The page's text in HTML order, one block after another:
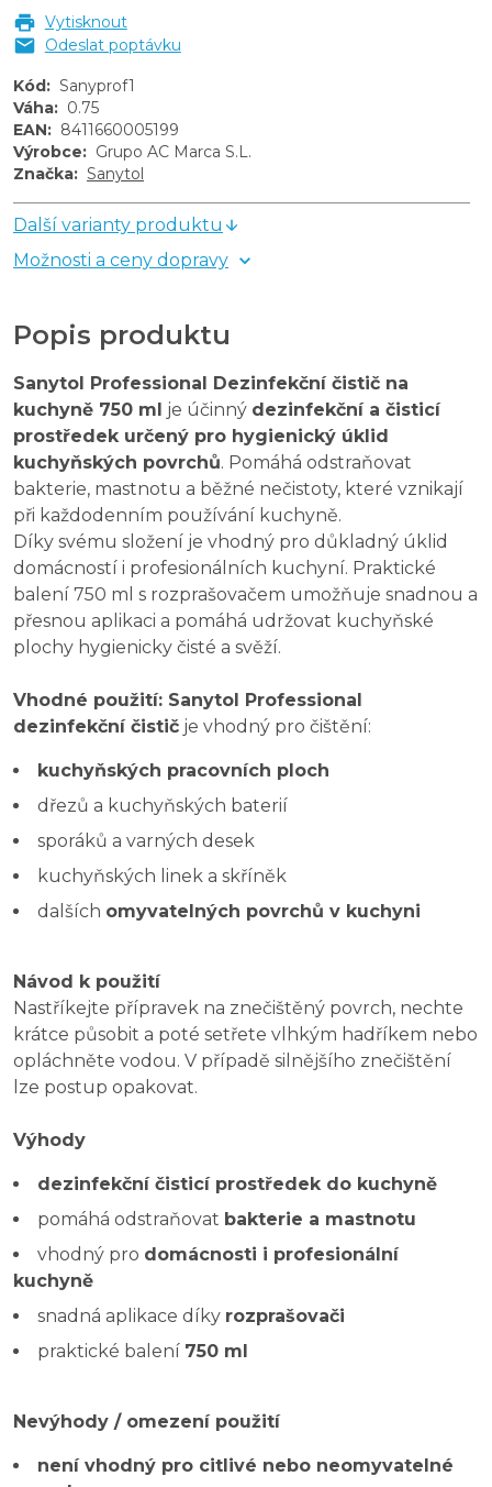
Vytisknout
Odeslat poptávku
Kód: Sanyprof1
Váha: 0.75
EAN: 8411660005199
Výrobce: Grupo AC Marca S.L.
Značka: Sanytol
Další varianty produktu
Možnosti a ceny dopravy
Popis produktu
Sanytol Professional Dezinfekční čistič na
kuchyně 750 ml je účinný dezinfekční a čisticí
prostředek určený pro hygienický úklid
kuchyňských povrchů. Pomáhá odstraňovat
bakterie, mastnotu a běžné nečistoty, které vznikají
při každodenním používání kuchyně.
Díky svému složení je vhodný pro důkladný úklid
domácností i profesionálních kuchyní. Praktické
balení 750 ml s rozprašovačem umožňuje snadnou a
přesnou aplikaci a pomáhá udržovat kuchyňské
plochy hygienicky čisté a svěží.
Vhodné použití: Sanytol Professional
dezinfekční čistič je vhodný pro čištění:
kuchyňských pracovních ploch
dřezů a kuchyňských baterií
sporáků a varných desek
kuchyňských linek a skříněk
dalších omyvatelných povrchů v kuchyni
Návod k použití
Nastříkejte přípravek na znečištěný povrch, nechte
krátce působit a poté setřete vlhkým hadříkem nebo
opláchněte vodou. V případě silnějšího znečištění
lze postup opakovat.
Výhody
dezinfekční čisticí prostředek do kuchyně
pomáhá odstraňovat bakterie a mastnotu
vhodný pro domácnosti i profesionální
kuchyně
snadná aplikace díky rozprašovači
praktické balení 750 ml
Nevýhody / omezení použití
není vhodný pro citlivé nebo neomyvatelné